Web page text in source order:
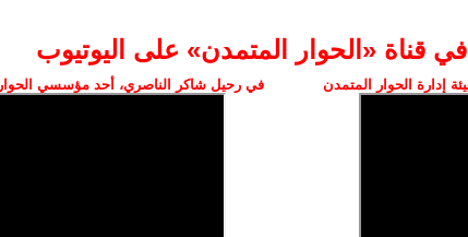
قناة ‫«الحوار المتمدن» على اليوتيوب
إدارة الحوار المتمدن في رحيل شاكر الناصري، أحد مؤسسي